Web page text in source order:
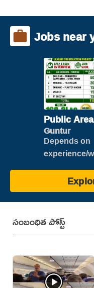
Jobs near
Public Area
Cleaner
Guntur
Depends on
experience/
సంబంధిత పోస్ట్